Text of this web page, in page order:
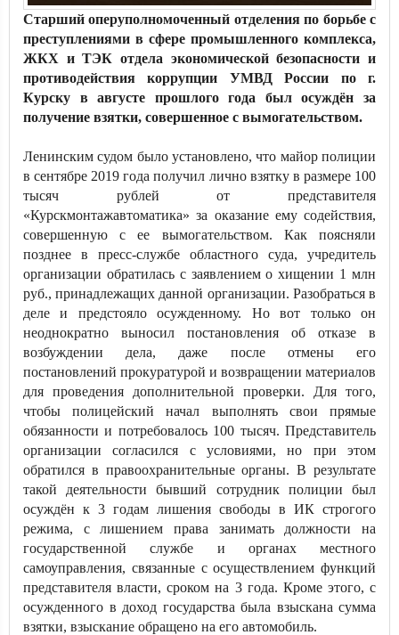
Старший оперуполномоченный отделения по борьбе с
преступлениями в сфере промышленного комплекса,
ЖКХ и ТЭК отдела экономической безопасности и
противодействия коррупции УМВД России по г.
Курску в августе прошлого года был осуждён за
получение взятки, совершенное с вымогательством.
Ленинским судом было установлено, что майор полиции
в сентябре 2019 года получил лично взятку в размере 100
тысяч рублей от представителя
«Курскмонтажавтоматика» за оказание ему содействия,
совершенную с ее вымогательством. Как поясняли
позднее в пресс-службе областного суда, учредитель
организации обратилась с заявлением о хищении 1 млн
руб., принадлежащих данной организации. Разобраться в
деле и предстояло осужденному. Но вот только он
неоднократно выносил постановления об отказе в
возбуждении дела, даже после отмены его
постановлений прокуратурой и возвращении материалов
для проведения дополнительной проверки. Для того,
чтобы полицейский начал выполнять свои прямые
обязанности и потребовалось 100 тысяч. Представитель
организации согласился с условиями, но при этом
обратился в правоохранительные органы. В результате
такой деятельности бывший сотрудник полиции был
осуждён к 3 годам лишения свободы в ИК строгого
режима, с лишением права занимать должности на
государственной службе и органах местного
самоуправления, связанные с осуществлением функций
представителя власти, сроком на 3 года. Кроме этого, с
осужденного в доход государства была взыскана сумма
взятки, взыскание обращено на его автомобиль.